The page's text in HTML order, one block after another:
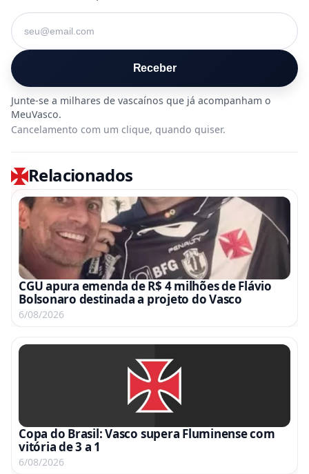
Seu e-mail
Receber
Cancelamento com um clique, quando quiser.
Relacionados
CGU apura emenda de R$ 4 milhões de Flávio
Bolsonaro destinada a projeto do Vasco
6/08/2026
Copa do Brasil: Vasco supera Fluminense com
vitória de 3 a 1
6/08/2026